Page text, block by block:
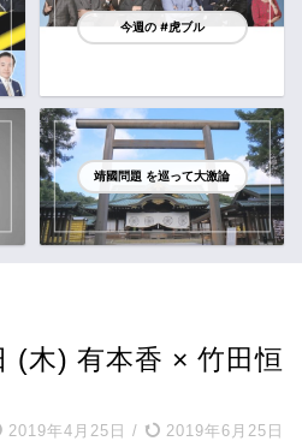
今週の #虎ブル
靖國問題 を巡って大激論
(木) 有本香 × 竹田恒
2019年4月25日 / 2019年6月25日